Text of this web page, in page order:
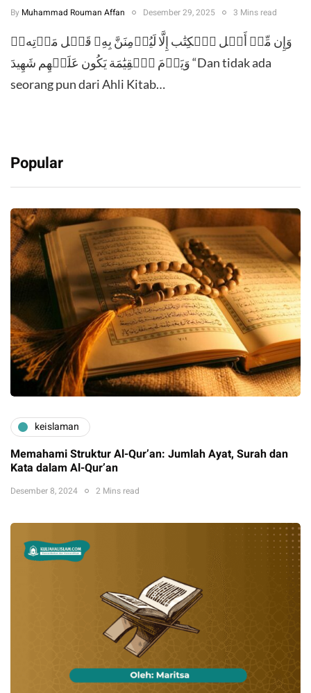
By Muhammad Rouman Affan Desember 29, 2025 3 Mins read
وَإِن مِّنۡ أَهۡل ٱلۡكِتَٰب إِلَّا لَيُؤۡمِنَنَّ بِهِۦ قَبۡل مَوۡتِهۦۖ
وَيَوۡمَ ٱلۡقِيَٰمَة يَكُون عَلَيۡهِم شَهِيدَ “Dan tidak ada
seorang pun dari Ahli Kitab…
Popular
keislaman
Memahami Struktur Al-Qur’an: Jumlah Ayat, Surah dan
Kata dalam Al-Qur’an
Desember 8, 2024 2 Mins read